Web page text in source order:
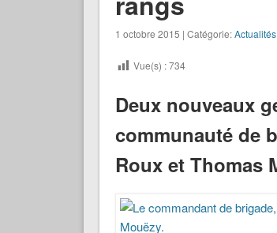
1 octobre 2015 | Catégorie:Actualités
Vue(s) :734
Deux nouveaux
communauté de
Roux et Thomas